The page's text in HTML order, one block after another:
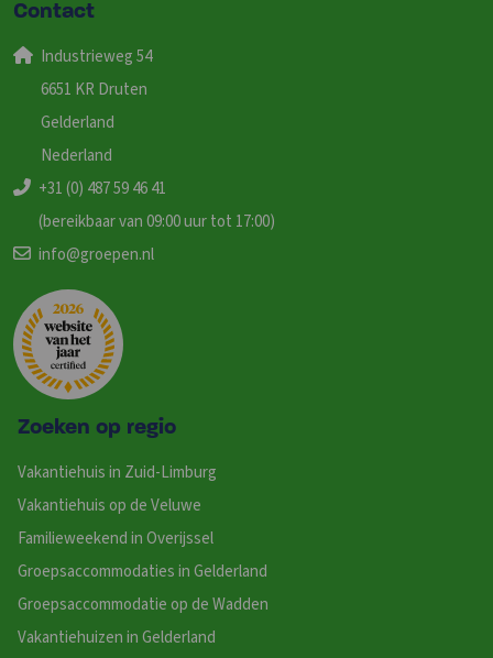
Contact
Industrieweg 54
6651 KR Druten
Gelderland
Nederland
+31 (0) 487 59 46 41
(bereikbaar van 09:00 uur tot 17:00)
info@groepen.nl
Zoeken op regio
Vakantiehuis in Zuid-Limburg
Vakantiehuis op de Veluwe
Familieweekend in Overijssel
Groepsaccommodaties in Gelderland
Groepsaccommodatie op de Wadden
Vakantiehuizen in Gelderland